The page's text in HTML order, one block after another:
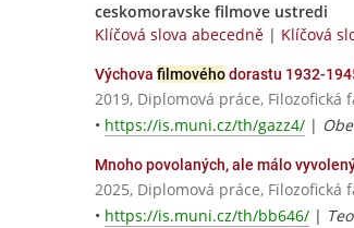
ceskomoravske filmove ustredi
Klíčová slova abecedně | Klíčová
Výchova filmovéhodorastu 1932-
2019, Diplomová práce,
• https://is.muni.cz/th/gazz4/ |
Mnoho povolaných, ale málo
2025, Diplomová práce,
• https://is.muni.cz/th/bb646/ |